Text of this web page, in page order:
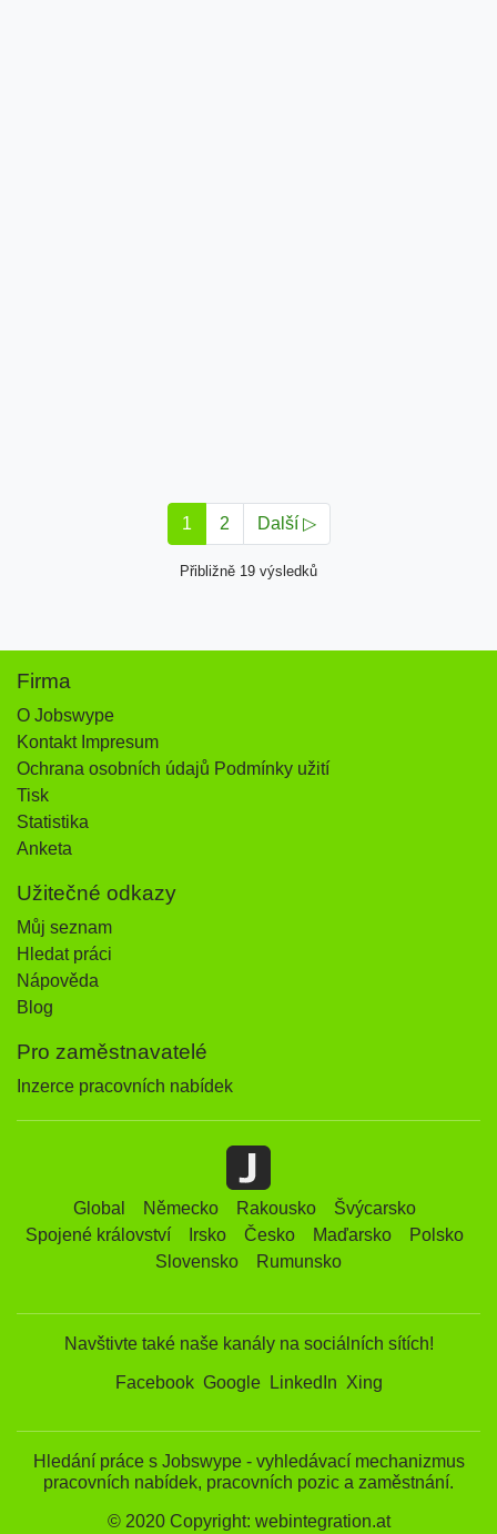
1 2 Další ▷
Přibližně 19 výsledků
Firma
O Jobswype
Kontakt Impresum
Ochrana osobních údajů Podmínky užití
Tisk
Statistika
Anketa
Užitečné odkazy
Můj seznam
Hledat práci
Nápověda
Blog
Pro zaměstnavatelé
Inzerce pracovních nabídek
Global Německo Rakousko
Švýcarsko
Spojené království
Irsko Česko Maďarsko
Polsko
Slovensko
Rumunsko
Navštivte také naše kanály na sociálních sítích!
Facebook Google LinkedIn Xing
Hledání práce s Jobswype - vyhledávací mechanizmus
pracovních nabídek, pracovních pozic a zaměstnání.
© 2020 Copyright: webintegration.at